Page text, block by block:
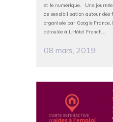
et le numérique. Une
de sensibilisation autour des
organisée par Google France,
déroulée à L’Hôtel French...
08 mars, 2019